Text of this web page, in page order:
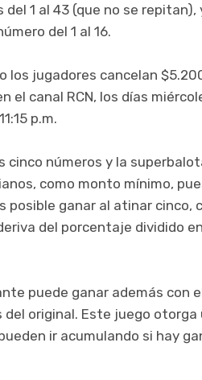
del 1 al 43 (que no se
del 1 al 16.
los jugadores cancelan
el canal RCN, los días
p.m.
cinco números y la
como monto mínimo,
posible ganar al atinar cinco,
del porcentaje dividido
puede ganar además con
del original. Este juego otorga
ir acumulando si hay